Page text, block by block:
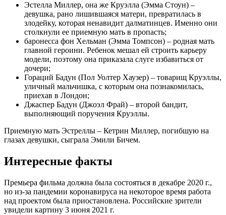
Эстелла Миллер, она же Круэлла (Эмма Стоун) –
девушка, рано лишившаяся матери, превратилась в
злодейку, которая ненавидит далматинцев. Именно они
столкнули ее приемную мать в пропасть;
баронесса фон Хельман (Эмма Томпсон) – родная мать
главной героини. Ребенок мешал ей строить карьеру
модели, поэтому она приказала слуге избавиться от
дочери;
Гораций Бадун (Пол Уолтер Хаузер) – товарищ Круэллы,
уличный мальчишка, с которым она познакомилась,
приехав в Лондон;
Джаспер Бадун (Джоэл Фрай) – второй бандит,
выполняющий поручения Круэллы.
Приемную мать Эстреллы – Кетрин Миллер, погибшую на
глазах девушки, сыграла Эмили Бичем.
Интересные факты
Премьера фильма должна была состояться в декабре 2020 г.,
но из-за пандемии коронавируса на некоторое время работа
над проектом была приостановлена. Российские зрители
увидели картину 3 июня 2021 г.